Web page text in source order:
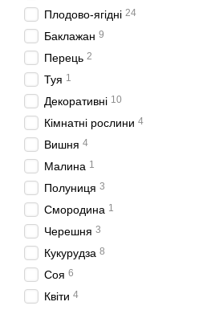
Плодово-ягідні 24
Баклажан 9
Перець 2
Туя 1
Декоративні 10
Кімнатні рослини 4
Вишня 4
Малина 1
Полуниця 3
Смородина 1
Черешня 3
Кукурудза 8
Соя 6
Квіти 4